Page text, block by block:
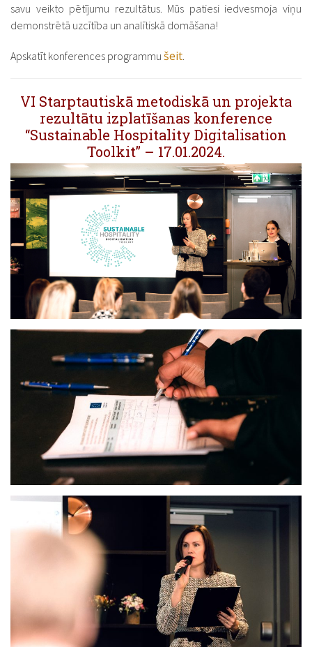
savu veikto pētījumu rezultātus. Mūs patiesi iedvesmoja viņu
demonstrētā uzcītība un analītiskā domāšana!
Apskatīt konferences programmu šeit.
VI Starptautiskā metodiskā un projekta
rezultātu izplatīšanas konference
“Sustainable Hospitality Digitalisation
Toolkit” – 17.01.2024.